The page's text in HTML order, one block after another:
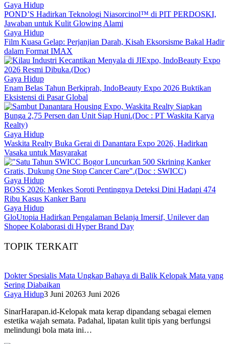
Gaya Hidup
POND’S Hadirkan Teknologi Niasorcinol™ di PIT PERDOSKI,
Jawaban untuk Kulit Glowing Alami
Gaya Hidup
Film Kuasa Gelap: Perjanjian Darah, Kisah Eksorsisme Bakal Hadir
dalam Format IMAX
Gaya Hidup
Enam Belas Tahun Berkiprah, IndoBeauty Expo 2026 Buktikan
Eksistensi di Pasar Global
Gaya Hidup
Waskita Realty Buka Gerai di Danantara Expo 2026, Hadirkan
Vasaka untuk Masyarakat
Gaya Hidup
BOSS 2026: Menkes Soroti Pentingnya Deteksi Dini Hadapi 474
Ribu Kasus Kanker Baru
Gaya Hidup
GloUtopia Hadirkan Pengalaman Belanja Imersif, Unilever dan
Shopee Kolaborasi di Hyper Brand Day
TOPIK TERKAIT
Dokter Spesialis Mata Ungkap Bahaya di Balik Kelopak Mata yang
Sering Diabaikan
Gaya Hidup3 Juni 20263 Juni 2026
SinarHarapan.id-Kelopak mata kerap dipandang sebagai elemen
estetika wajah semata. Padahal, lipatan kulit tipis yang berfungsi
melindungi bola mata ini…